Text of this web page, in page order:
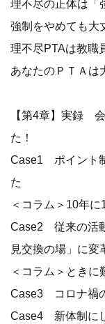
理不尽の正体は「
強制をやめても大
理不尽PTAは教職
あなたのＰＴＡ
【第4章】実録
た！
Case1 ポイント
た
＜コラム＞10年に
Case2 従来の活
見交換の場」に変
＜コラム＞ときに
Case3 コロナ禍
Case4 新体制に